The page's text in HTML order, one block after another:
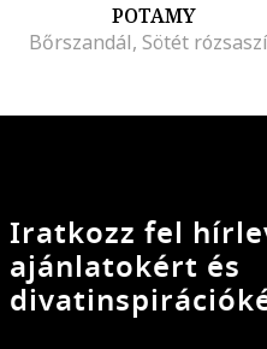
POTAMY
Bőrszandál, Sötét
Iratkozz fel
ajánlatokért és